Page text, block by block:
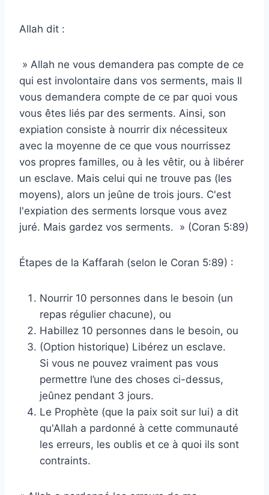
Allah dit :
» Allah ne vous demandera pas compte de ce
qui est involontaire dans vos serments, mais Il
vous demandera compte de ce par quoi vous
vous êtes liés par des serments. Ainsi, son
expiation consiste à nourrir dix nécessiteux
avec la moyenne de ce que vous nourrissez
vos propres familles, ou à les vêtir, ou à libérer
un esclave. Mais celui qui ne trouve pas (les
moyens), alors un jeûne de trois jours. C'est
l'expiation des serments lorsque vous avez
juré. Mais gardez vos serments. » (Coran 5:89)
Étapes de la Kaffarah (selon le Coran 5:89) :
Nourrir 10 personnes dans le besoin (un
repas régulier chacune), ou
Habillez 10 personnes dans le besoin, ou
(Option historique) Libérez un esclave.
Si vous ne pouvez vraiment pas vous
permettre l’une des choses ci-dessus,
jeûnez pendant 3 jours.
Le Prophète (que la paix soit sur lui) a dit
qu'Allah a pardonné à cette communauté
les erreurs, les oublis et ce à quoi ils sont
contraints.